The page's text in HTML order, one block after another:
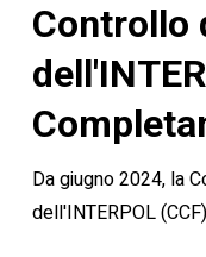
il
dei
File
dell'INTERPOL
Diventa
Completamente
Controllo
Da giugno 2024, la
dell'INTERPOL